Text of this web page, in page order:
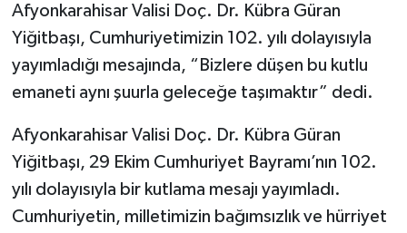
Afyonkarahisar Valisi Doç. Dr. Kübra Güran
Yiğitbaşı, Cumhuriyetimizin 102. yılı dolayısıyla
yayımladığı mesajında, “Bizlere düşen bu kutlu
emaneti aynı şuurla geleceğe taşımaktır” dedi.
Afyonkarahisar Valisi Doç. Dr. Kübra Güran
Yiğitbaşı, 29 Ekim Cumhuriyet Bayramı’nın 102.
yılı dolayısıyla bir kutlama mesajı yayımladı.
Cumhuriyetin, milletimizin bağımsızlık ve hürriyet